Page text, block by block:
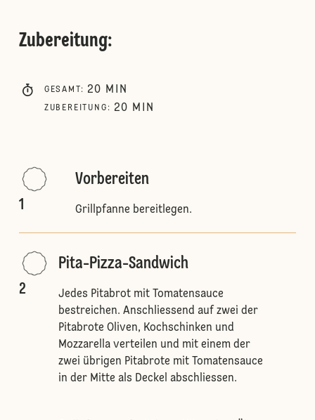
Zubereitung:
GESAMT : 20 MIN
ZUBEREITUNG : 20 MIN
1
Vorbereiten
Grillpfanne bereitlegen.
2
Pita-Pizza-Sandwich
Jedes Pitabrot mit Tomatensauce
bestreichen. Anschliessend auf zwei der
Pitabrote Oliven, Kochschinken und
Mozzarella verteilen und mit einem der
zwei übrigen Pitabrote mit Tomatensauce
in der Mitte als Deckel abschliessen.